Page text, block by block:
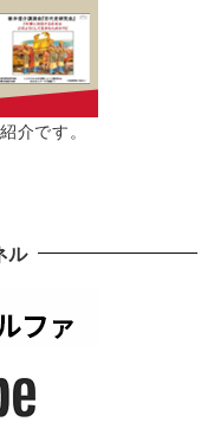
介です。
ル